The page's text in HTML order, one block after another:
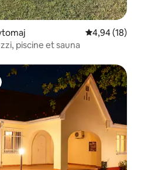
Évaluation
4,94 (18)
piscine et sauna